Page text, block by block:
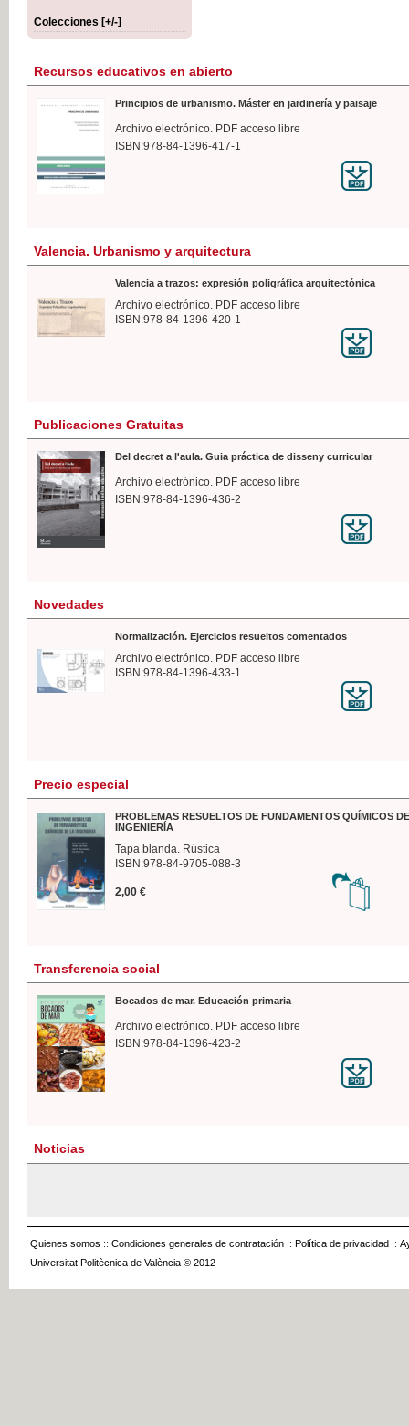
Colecciones [+/-]
Recursos educativos en abierto
Principios de urbanismo. Máster en jardinería y paisaje
Archivo electrónico. PDF acceso libre
ISBN:978-84-1396-417-1
Valencia. Urbanismo y arquitectura
Valencia a trazos: expresión poligráfica arquitectónica
Archivo electrónico. PDF acceso libre
ISBN:978-84-1396-420-1
Publicaciones Gratuitas
Del decret a l'aula. Guia práctica de disseny curricular
Archivo electrónico. PDF acceso libre
ISBN:978-84-1396-436-2
Novedades
Normalización. Ejercicios resueltos comentados
Archivo electrónico. PDF acceso libre
ISBN:978-84-1396-433-1
Precio especial
PROBLEMAS RESUELTOS DE FUNDAMENTOS QUÍMICOS
INGENIERÍA
Tapa blanda. Rústica
ISBN:978-84-9705-088-3
2,00 €
Transferencia social
Bocados de mar. Educación primaria
Archivo electrónico. PDF acceso libre
ISBN:978-84-1396-423-2
Noticias
Quienes somos :: Condiciones generales de contratación :: Política de privacidad ::
Universitat Politècnica de València © 2012